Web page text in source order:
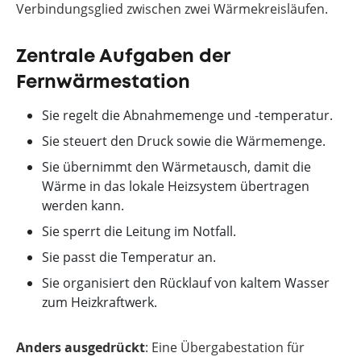
Verbindungsglied zwischen zwei Wärmekreisläufen.
Zentrale Aufgaben der
Fernwärmestation
Sie regelt die Abnahmemenge und -temperatur.
Sie steuert den Druck sowie die Wärmemenge.
Sie übernimmt den Wärmetausch, damit die
Wärme in das lokale Heizsystem übertragen
werden kann.
Sie sperrt die Leitung im Notfall.
Sie passt die Temperatur an.
Sie organisiert den Rücklauf von kaltem Wasser
zum Heizkraftwerk.
Anders ausgedrückt: Eine Übergabestation für